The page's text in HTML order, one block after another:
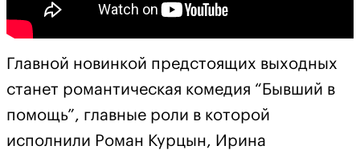
Главной новинкой предстоящих выходных
станет романтическая комедия “Бывший в
помощь”, главные роли в которой
исполнили Роман Курцын, Ирина